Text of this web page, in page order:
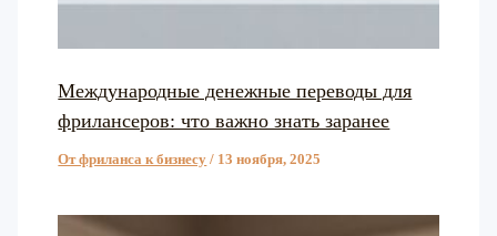
Международные денежные переводы для
фрилансеров: что важно знать заранее
От фриланса к бизнесу / 13 ноября, 2025